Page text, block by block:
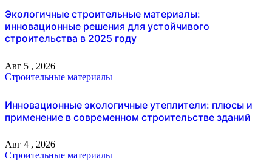
Экологичные строительные материалы:
инновационные решения для устойчивого
строительства в 2025 году
Авг 5 , 2026
Строительные материалы
Инновационные экологичные утеплители: плюсы и
применение в современном строительстве зданий
Авг 4 , 2026
Строительные материалы